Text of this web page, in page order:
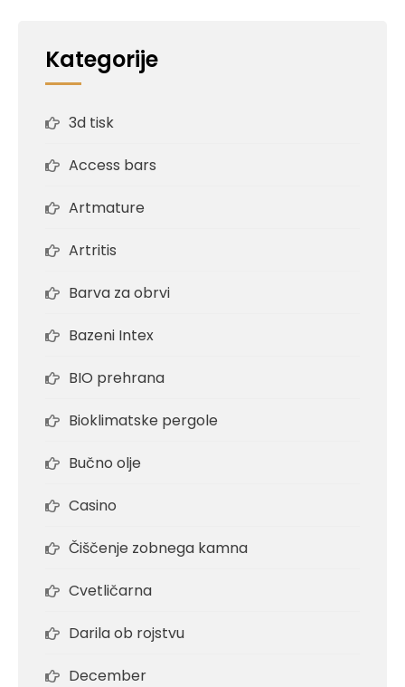
Kategorije
3d tisk
Access bars
Artmature
Artritis
Barva za obrvi
Bazeni Intex
BIO prehrana
Bioklimatske pergole
Bučno olje
Casino
Čiščenje zobnega kamna
Cvetličarna
Darila ob rojstvu
December